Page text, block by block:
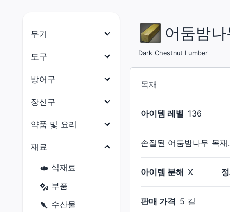
무기
백마도사
점성술사
현자
몽크
도구
목수
재봉사
연금술사
요리사
방어구
머리 방어구
발 방어구
허리 방어구
장신구
목걸이
약품 및 요리
요리
재료
식재료
부품
수산물
어둠밤
Dark Chestnut Lumber
목재
아이템 레벨 136
손질된 어둠밤나무 목재.
아이템 분해 X
판매 가격 5 길